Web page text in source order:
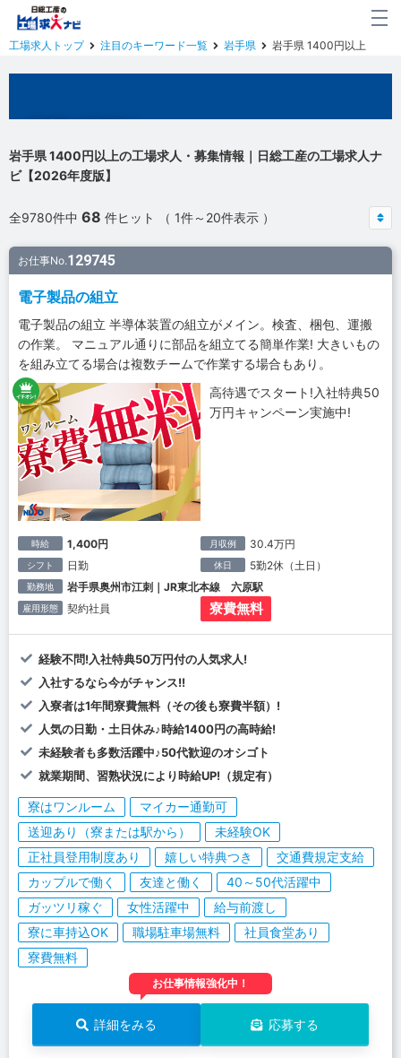
工場求人トップ 注目のキーワード一覧 岩手県 岩手県 1400円以上
岩手県 1400円以上の工場求人・募集情報｜日総工産の工場求人ナ
ビ【2026年度版】
全9780件中 68 件ヒット （ 1件～20件表示 ）
お仕事No.129745
電子製品の組立
電子製品の組立 半導体装置の組立がメイン。検査、梱包、運搬
の作業。 マニュアル通りに部品を組立てる簡単作業! 大きいもの
を組み立てる場合は複数チームで作業する場合もあり。
高待遇でスタート!入社特典50
万円キャンペーン実施中!
時給 1,400円 月収例 30.4万円
シフト 日勤 休日 5勤2休（土日）
勤務地 岩手県奥州市江刺｜JR東北本線 六原駅
雇用形態 契約社員 寮費無料
経験不問!入社特典50万円付の人気求人!
入社するなら今がチャンス!!
入寮者は1年間寮費無料（その後も寮費半額）!
人気の日勤・土日休み♪時給1400円の高時給!
未経験者も多数活躍中♪50代歓迎のオシゴト
就業期間、習熟状況により時給UP!（規定有）
寮はワンルーム
マイカー通勤可
送迎あり（寮または駅から）
未経験OK
正社員登用制度あり
嬉しい特典つき
交通費規定支給
カップルで働く
友達と働く
40～50代活躍中
ガッツリ稼ぐ
女性活躍中
給与前渡し
寮に車持込OK
職場駐車場無料
社員食堂あり
寮費無料
お仕事情報強化中！
詳細をみる 応募する